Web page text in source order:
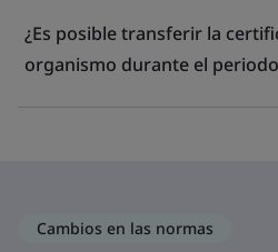
¿Es posible transferir la
organismo durante el
Cambios en las normas